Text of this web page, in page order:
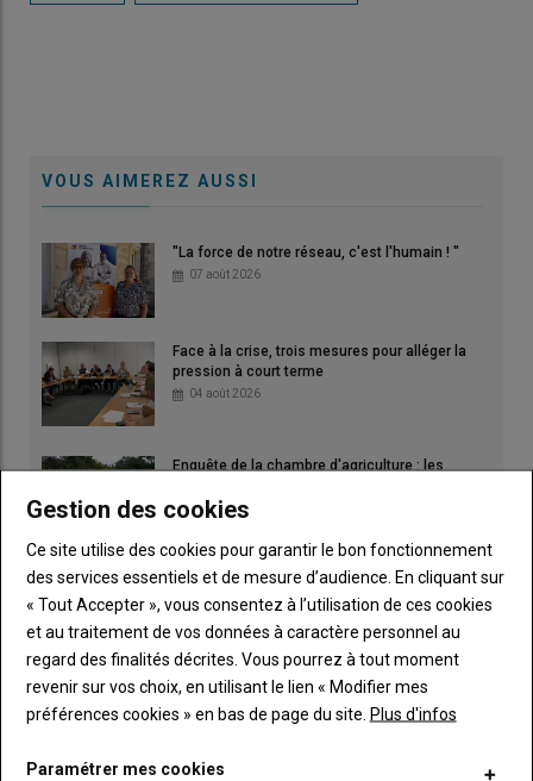
VOUS AIMEREZ AUSSI
"La force de notre réseau, c'est l'humain ! "
07 août 2026
Face à la crise, trois mesures pour alléger la
pression à court terme
04 août 2026
Enquête de la chambre d'agriculture : les
04 août 2026
Femme, cheffe d'entreprise et mère de famille
03 août 2026
Echall'arts affiche les "visages du cognac"
02 août 2026
Gestion des cookies
Ce site utilise des cookies pour garantir le bon fonctionnement
des services essentiels et de mesure d’audience. En cliquant sur
« Tout Accepter », vous consentez à l’utilisation de ces cookies
et au traitement de vos données à caractère personnel au
regard des finalités décrites. Vous pourrez à tout moment
revenir sur vos choix, en utilisant le lien « Modifier mes
préférences cookies » en bas de page du site. Plus d'infos
Paramétrer mes cookies